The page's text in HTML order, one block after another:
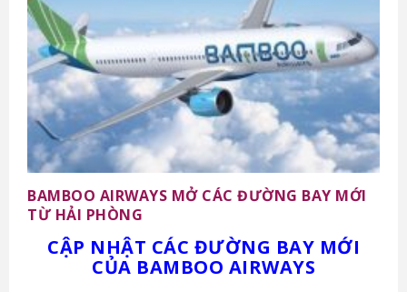
BAMBOO AIRWAYS MỞ CÁC ĐƯỜNG BAY MỚI
TỪ HẢI PHÒNG
CẬP NHẬT CÁC ĐƯỜNG BAY MỚI
CỦA BAMBOO AIRWAYS